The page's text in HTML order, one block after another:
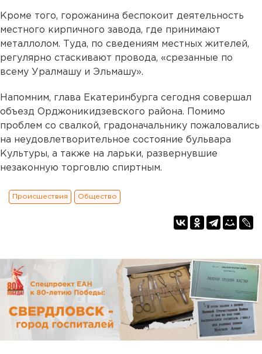
Кроме того, горожанина беспокоит деятельность
местного кирпичного завода, где принимают
металлолом. Туда, по сведениям местных жителей,
регулярно стаскивают провода, «срезанные по
всему Уралмашу и Эльмашу».
Напомним, глава Екатеринбурга сегодня совершал
объезд Орджоникидзевского района. Помимо
проблем со свалкой, градоначальнику пожаловались
на неудовлетворительное состояние бульвара
Культуры, а также на ларьки, развернувшие
незаконную торговлю спиртным.
Происшествия Общество